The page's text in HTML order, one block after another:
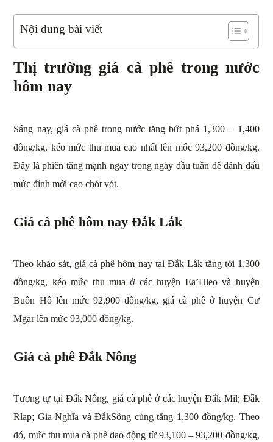
Nội dung bài viết
Thị trường giá cà phê trong nước
hôm nay
Sáng nay, giá cà phê trong nước tăng bứt phá 1,300 – 1,400
đồng/kg, kéo mức thu mua cao nhất lên mốc 93,200 đồng/kg.
Đây là phiên tăng mạnh ngay trong ngày đầu tuần để đánh dấu
mức đỉnh mới cao chót vót.
Giá cà phê hôm nay Đắk Lắk
Theo khảo sát, giá cà phê hôm nay tại Đắk Lắk tăng tới 1,300
đồng/kg, kéo mức thu mua ở các huyện Ea’Hleo và huyện
Buôn Hồ lên mức 92,900 đồng/kg, giá cà phê ở huyện Cư
Mgar lên mức 93,000 đồng/kg.
Giá cà phê Đắk Nông
Tương tự tại Đắk Nông, giá cà phê ở các huyện Đắk Mil; Đắk
Rlap; Gia Nghĩa và ĐắkSông cùng tăng 1,300 đồng/kg. Theo
đó, mức thu mua cà phê dao động từ 93,100 – 93,200 đồng/kg,